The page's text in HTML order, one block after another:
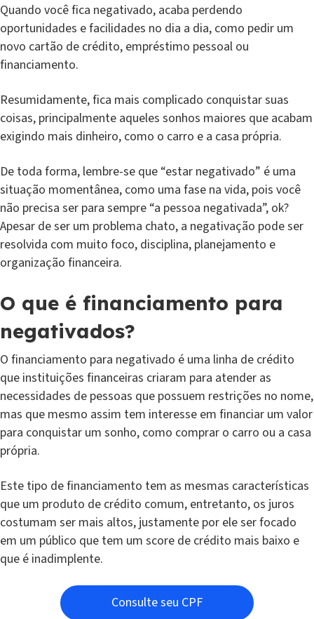
Quando você fica negativado, acaba perdendo
oportunidades e facilidades no dia a dia, como pedir um
novo cartão de crédito, empréstimo pessoal ou
financiamento.
Resumidamente, fica mais complicado conquistar suas
coisas, principalmente aqueles sonhos maiores que acabam
exigindo mais dinheiro, como o carro e a casa própria.
De toda forma, lembre-se que “estar negativado” é uma
situação momentânea, como uma fase na vida, pois você
não precisa ser para sempre “a pessoa negativada”, ok?
Apesar de ser um problema chato, a negativação pode ser
resolvida com muito foco, disciplina, planejamento e
organização financeira.
O que é financiamento para
negativados?
O financiamento para negativado é uma linha de crédito
que instituições financeiras criaram para atender as
necessidades de pessoas que possuem restrições no nome,
mas que mesmo assim tem interesse em financiar um valor
para conquistar um sonho, como comprar o carro ou a casa
própria.
Este tipo de financiamento tem as mesmas características
que um produto de crédito comum, entretanto, os juros
costumam ser mais altos, justamente por ele ser focado
em um público que tem um score de crédito mais baixo e
que é inadimplente.
Consulte seu CPF